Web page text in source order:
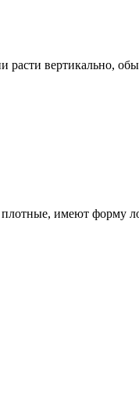
расти вертикально,
плотные, имеют форму